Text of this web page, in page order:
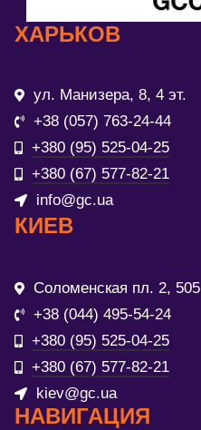
ХАРЬКОВ
ул. Манизера, 8, 4 эт.
+38 (057) 763-24-44
+380 (95) 525-04-25
+380 (67) 577-82-21
info@gc.ua
КИЕВ
Соломенская пл. 2, 505
+38 (044) 495-54-24
+380 (95) 525-04-25
+380 (67) 577-82-21
kiev@gc.ua
НАВИГАЦИЯ